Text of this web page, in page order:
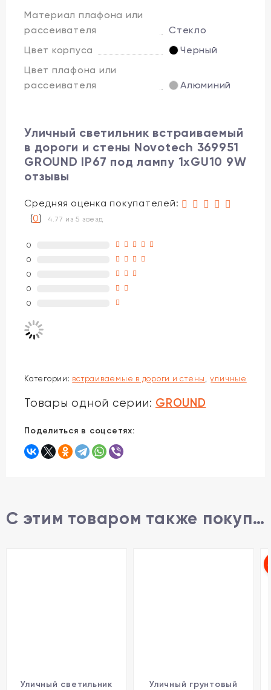
Материал плафона или
рассеивателя
Стекло
Цвет корпуса
Черный
Цвет плафона или
рассеивателя
Алюминий
Уличный светильник встраиваемый
в дороги и стены Novotech 369951
GROUND IP67 под лампу 1xGU10 9W
отзывы
Средняя оценка покупателей:
(0)4.77 из 5 звезд
0
0
0
0
0
Категории: встраиваемые в дороги и стены уличные
Товары одной серии: GROUND
Поделиться в соцсетях:
С этим товаром также покупают
Уличный светильник
Уличный грунтовый
-